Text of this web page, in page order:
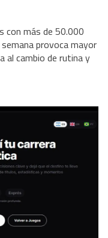
con más de 50.000
provoca mayor
al cambio de rutina y